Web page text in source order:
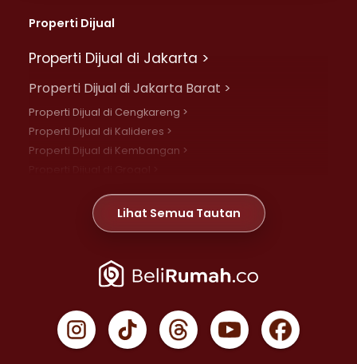
Properti Dijual
Properti Dijual di Jakarta >
Properti Dijual di Jakarta Barat >
Properti Dijual di Cengkareng >
Properti Dijual di Kalideres >
Properti Dijual di Kembangan >
Properti Dijual di Meruya >
Properti Dijual di Jelambar >
Properti Dijual di Jakarta Pusat >
Properti Dijual di Gambir >
Properti Dijual di Johar Baru >
Lihat Semua Tautan